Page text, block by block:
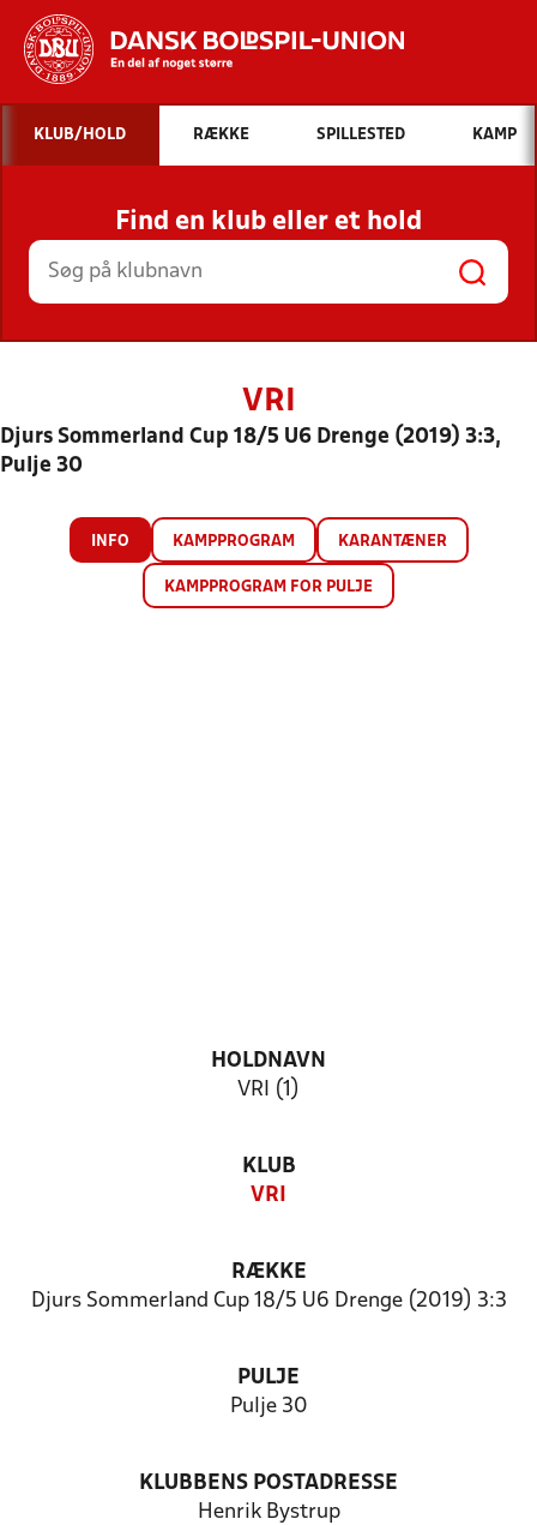
Hvad vil du søge efter?
INDHOLD OG NYHEDER
STILLINGER, RESULTATER, KLUBBER OG
HOLD
KLUB/HOLD RÆKKE SPILLESTED KAMP
Find en klub eller et hold
VRI
Djurs Sommerland Cup 18/5 U6 Drenge (2019) 3:3,
Pulje 30
INFO KAMPPROGRAM KARANTÆNER
KAMPPROGRAM FOR PULJE
HOLDNAVN
VRI (1)
KLUB
VRI
RÆKKE
Djurs Sommerland Cup 18/5 U6 Drenge (2019) 3:3
PULJE
Pulje 30
KLUBBENS POSTADRESSE
Henrik Bystrup